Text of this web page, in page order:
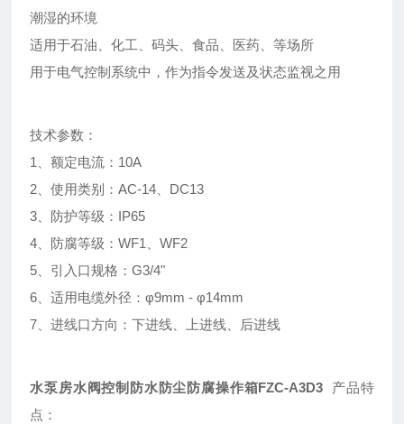
潮湿的环境
适用于石油、化工、码头、食品、医药、等场所
用于电气控制系统中，作为指令发送及状态监视之用
技术参数：
1、额定电流：10A
2、使用类别：AC-14、DC13
3、防护等级：IP65
4、防腐等级：WF1、WF2
5、引入口规格：G3/4"
6、适用电缆外径：φ9mm - φ14mm
7、进线口方向：下进线、上进线、后进线
水泵房水阀控制防水防尘防腐操作箱FZC-A3D3
产品特
点：